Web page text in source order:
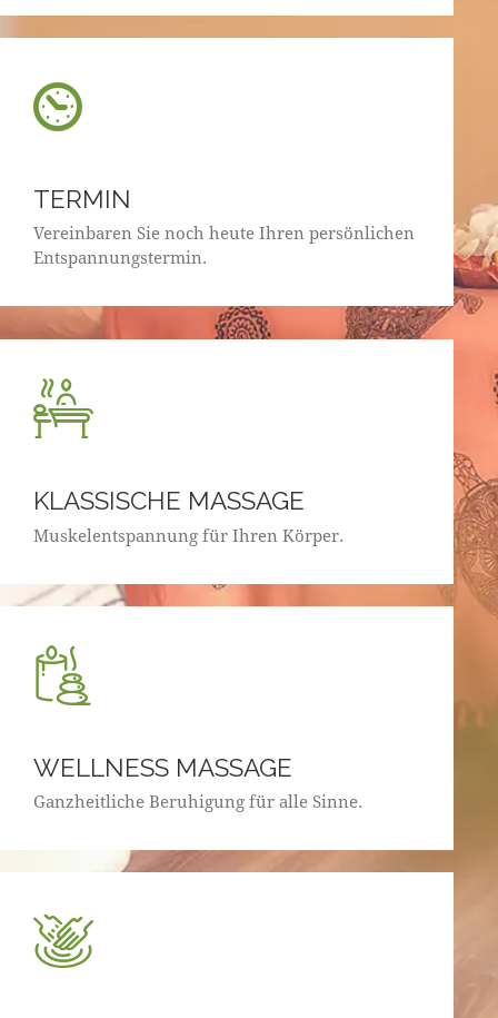
TERMIN
Vereinbaren Sie noch heute Ihren persönlichen
Entspannungstermin.
KLASSISCHE MASSAGE
Muskelentspannung für Ihren Körper.
WELLNESS MASSAGE
Ganzheitliche Beruhigung für alle Sinne.